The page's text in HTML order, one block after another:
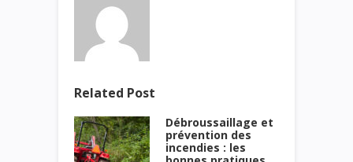
Related Post
Débroussaillage et
prévention des
incendies : les